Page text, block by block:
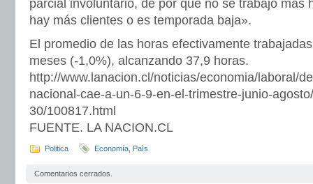
parcial involuntario, de por qué no se trabajó más
hay más clientes o es temporada baja».
El promedio de las horas efectivamente
meses (-1,0%), alcanzando 37,9 horas.
http://www.lanacion.cl/noticias/economia/laboral/
nacional-cae-a-un-6-9-en-el-trimestre-junio-
30/100817.html
FUENTE. LA NACION.CL
Politica Economía Paìs
Comentarios cerrados.